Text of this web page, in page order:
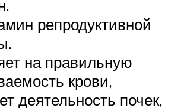
репродуктивной
на правильную
крови,
деятельность почек,